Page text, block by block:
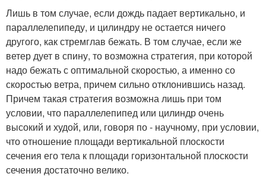
Лишь в том случае, если дождь падает вертикально, и
параллелепипеду, и цилиндру не остается ничего
другого, как стремглав бежать. В том случае, если же
ветер дует в спину, то возможна стратегия, при которой
надо бежать с оптимальной скоростью, а именно со
скоростью ветра, причем сильно отклонившись назад.
Причем такая стратегия возможна лишь при том
условии, что параллелепипед или цилиндр очень
высокий и худой, или, говоря по - научному, при условии,
что отношение площади вертикальной плоскости
сечения его тела к площади горизонтальной плоскости
сечения достаточно велико.